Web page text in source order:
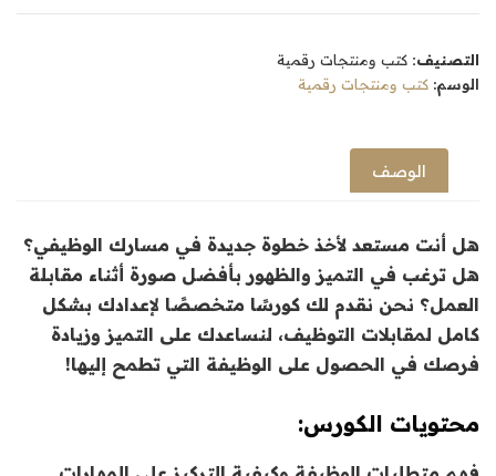
التصنيف: كتب ومنتجات رقمية
الوسم: كتب ومنتجات رقمية
الوصف
هل أنت مستعد لأخذ خطوة جديدة في مسارك الوظيفي؟
هل ترغب في التميز والظهور بأفضل صورة أثناء مقابلة
العمل؟ نحن نقدم لك كورسًا متخصصًا لإعدادك بشكل
كامل لمقابلات التوظيف، لنساعدك على التميز وزيادة
فرصك في الحصول على الوظيفة التي تطمح إليها!
محتويات الكورس: